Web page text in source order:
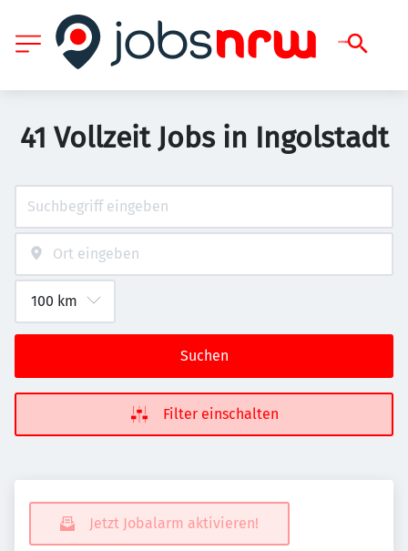
41 Vollzeit Jobs in Ingolstadt
Suchen
Filter einschalten
Jetzt Jobalarm aktivieren!